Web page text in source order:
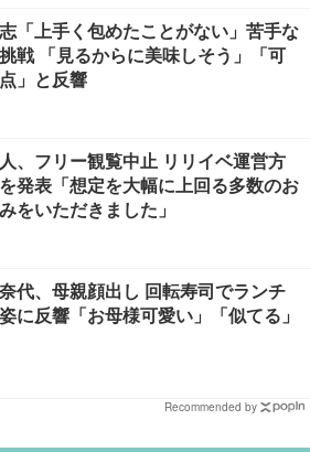
「上手く包めたことがない」苦手な
戦 「見るからに美味しそう」「可
」と反響
、フリー観覧中止 リリイベ運営方
発表「想定を大幅に上回る多数のお
をいただきました」
代、母親顔出し 回転寿司でランチ
に反響「お母様可愛い」「似てる」
Recommended by